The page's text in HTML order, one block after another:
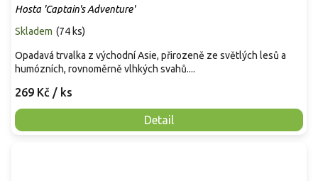
Hosta 'Captain's Adventure'
Skladem (74 ks)
269 Kč / ks
Detail
Opadavá trvalka z východní Asie, přirozeně ze světlých lesů a
humózních, rovnoměrně vlhkých svahů....